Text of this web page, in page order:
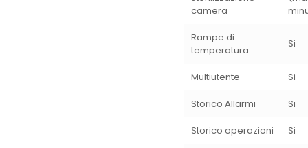
camera
Rampe di
temperatura
Si
Multiutente Si
Storico Allarmi Si
Storico operazioni Si